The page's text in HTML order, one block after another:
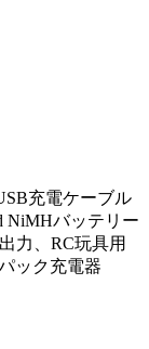
充電ケーブル
NiMHバッテリー
力、RC玩具用
ック充電器